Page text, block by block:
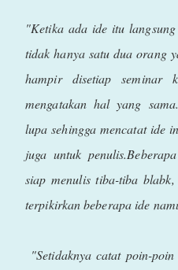
"Ketika ada ide itu
tidak hanya satu dua orang
hampir disetiap seminar
mengatakan hal yang sama.
lupa sehingga mencatat ide
juga untuk
siap menulis tiba-tiba
terpikirkan beberapa ide
"Setidaknya catat poin-